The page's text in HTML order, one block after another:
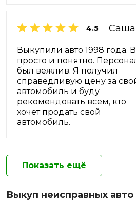
4.5 Саша
Выкупили авто 1998 года.
просто и понятно.
был вежлив. Я получил
справедливую цену за
автомобиль и буду
рекомендовать всем, кто
хочет продать свой
автомобиль.
Показать ещё
Выкуп неисправных авто